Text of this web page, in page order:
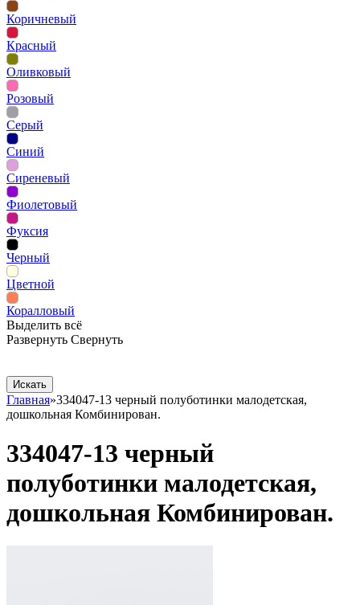
Коричневый
Красный
Оливковый
Розовый
Серый
Синий
Сиреневый
Фиолетовый
Фуксия
Черный
Цветной
Коралловый
Выделить всё
Развернуть Свернуть
Главная»334047-13 черный полуботинки малодетская,
дошкольная Комбинирован.
334047-13 черный
полуботинки малодетская,
дошкольная Комбинирован.